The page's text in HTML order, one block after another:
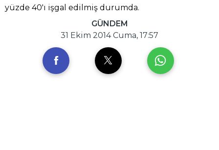
yüzde 40'ı işgal edilmiş durumda.
GÜNDEM
31 Ekim 2014 Cuma, 17:57